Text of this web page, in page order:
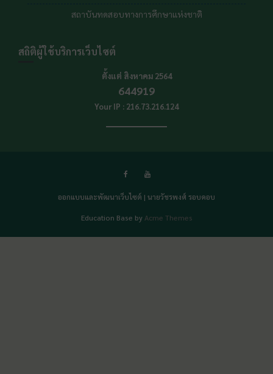
สถาบันทดสอบทางการศึกษาแห่งชาต
สถิติผู้ใช้บริการเว็บไซต์
ตั้งแต่ สิงหาคม 2564
644919
Your IP : 216.73.216.124
ออกแบบและพัฒนาเว็บไซต์ | นายวัชรพงศ์ รอบคอบ
Education Base by Acme Themes